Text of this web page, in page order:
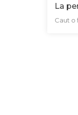
La
Caut o